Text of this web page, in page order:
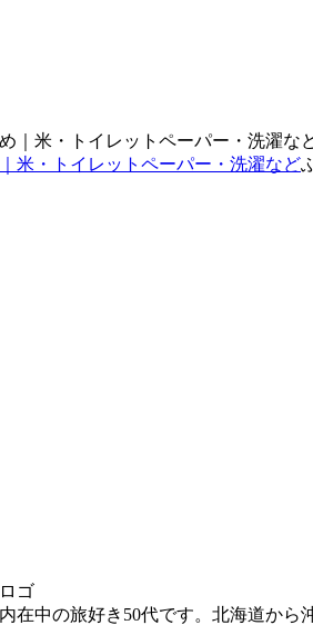
米・トイレットペーパー・洗濯など
在中の旅好き50代です。北海道か